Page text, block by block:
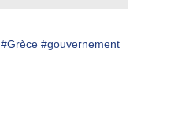
#Grèce #gouvernement